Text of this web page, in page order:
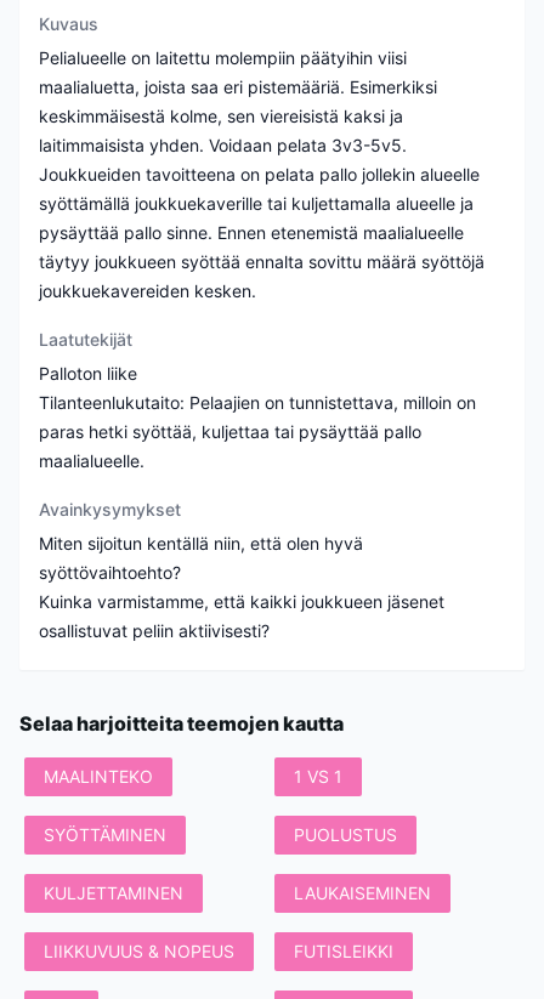
Kuvaus
Pelialueelle on laitettu molempiin päätyihin viisi
maalialuetta, joista saa eri pistemääriä. Esimerkiksi
keskimmäisestä kolme, sen viereisistä kaksi ja
laitimmaisista yhden. Voidaan pelata 3v3-5v5.
Joukkueiden tavoitteena on pelata pallo jollekin alueelle
syöttämällä joukkuekaverille tai kuljettamalla alueelle ja
pysäyttää pallo sinne. Ennen etenemistä maalialueelle
täytyy joukkueen syöttää ennalta sovittu määrä syöttöjä
joukkuekavereiden kesken.
Laatutekijät
Palloton liike
Tilanteenlukutaito: Pelaajien on tunnistettava, milloin on
paras hetki syöttää, kuljettaa tai pysäyttää pallo
Avainkysymykset
Miten sijoitun kentällä niin, että olen hyvä
syöttövaihtoehto?
Kuinka varmistamme, että kaikki joukkueen jäsenet
Selaa harjoitteita teemojen kautta
MAALINTEKO 1 VS 1
SYÖTTÄMINEN PUOLUSTUS
KULJETTAMINEN LAUKAISEMINEN
LIIKKUVUUS & NOPEUS FUTISLEIKKI